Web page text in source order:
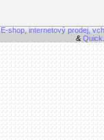
E-shop, internetový prodej,
&